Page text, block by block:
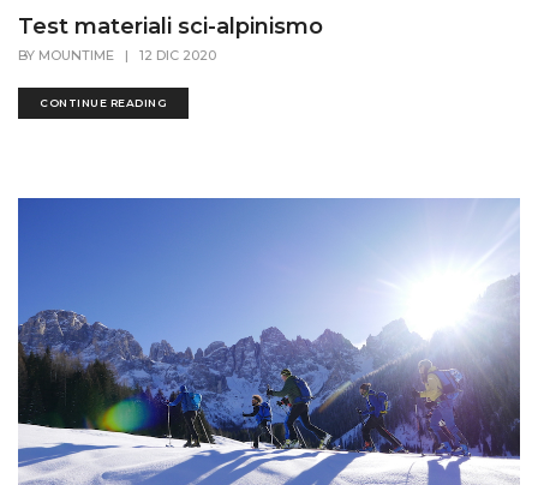
Test materiali sci-alpinismo
BY MOUNTIME | 12 DIC 2020
CONTINUE READING